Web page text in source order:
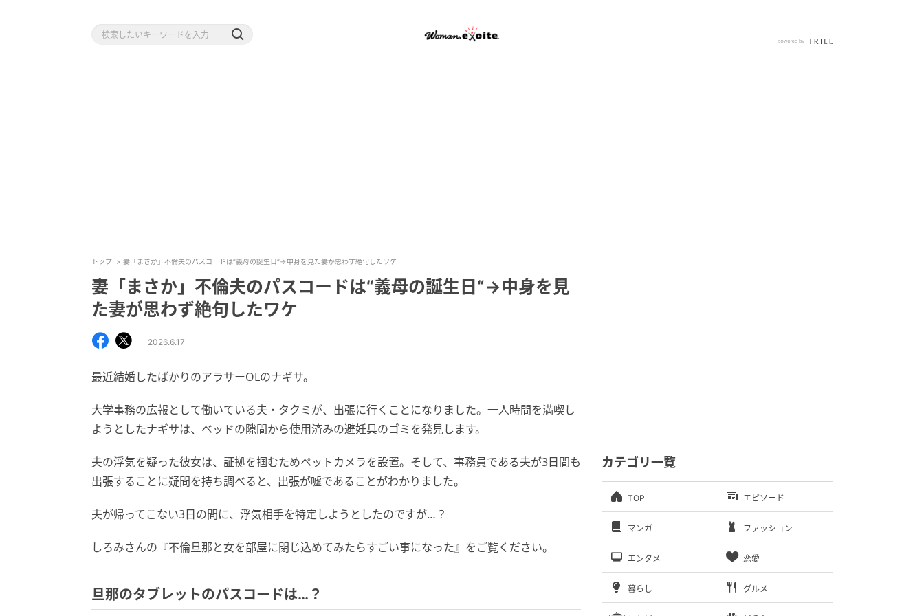
トップ 妻「まさか」不倫夫のパスコードは“義母の誕生日“→中身を見た妻が思わず絶句したワケ
妻「まさか」不倫夫のパスコードは“義母の誕生日“→中身を見
た妻が思わず絶句したワケ
2026.6.17
最近結婚したばかりのアラサーOLのナギサ。
大学事務の広報として働いている夫・タクミが、出張に行くことになりました。一人時間を満喫し
ようとしたナギサは、ベッドの隙間から使用済みの避妊具のゴミを発見します。
夫の浮気を疑った彼女は、証拠を掴むためペットカメラを設置。そして、事務員である夫が3日間も
出張することに疑問を持ち調べると、出張が嘘であることがわかりました。
夫が帰ってこない3日の間に、浮気相手を特定しようとしたのですが…？
しろみさんの『不倫旦那と女を部屋に閉じ込めてみたらすごい事になった』をご覧ください。
旦那のタブレットのパスコードは…？
カテゴリ一覧
TOP エピソード
マンガ ファッション
エンタメ 恋愛
暮らし グルメ